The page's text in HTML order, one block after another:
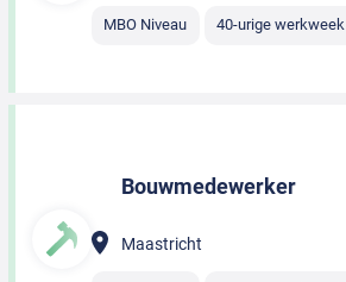
MBO Niveau 40-urige werkweek
Bouwmedewerker
Maastricht